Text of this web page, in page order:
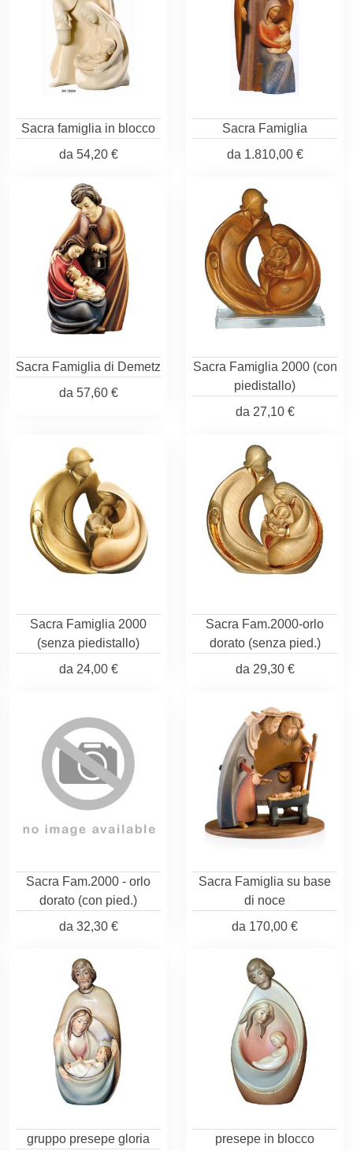
Sacra famiglia in blocco
da 54,20 €
Sacra Famiglia
da 1.810,00 €
Sacra Famiglia di Demetz
da 57,60 €
Sacra Famiglia 2000 (con
piedistallo)
da 27,10 €
Sacra Famiglia 2000
(senza piedistallo)
da 24,00 €
Sacra Fam.2000-orlo
dorato (senza pied.)
da 29,30 €
Sacra Fam.2000 - orlo
dorato (con pied.)
da 32,30 €
Sacra Famiglia su base
di noce
da 170,00 €
gruppo presepe gloria
presepe in blocco